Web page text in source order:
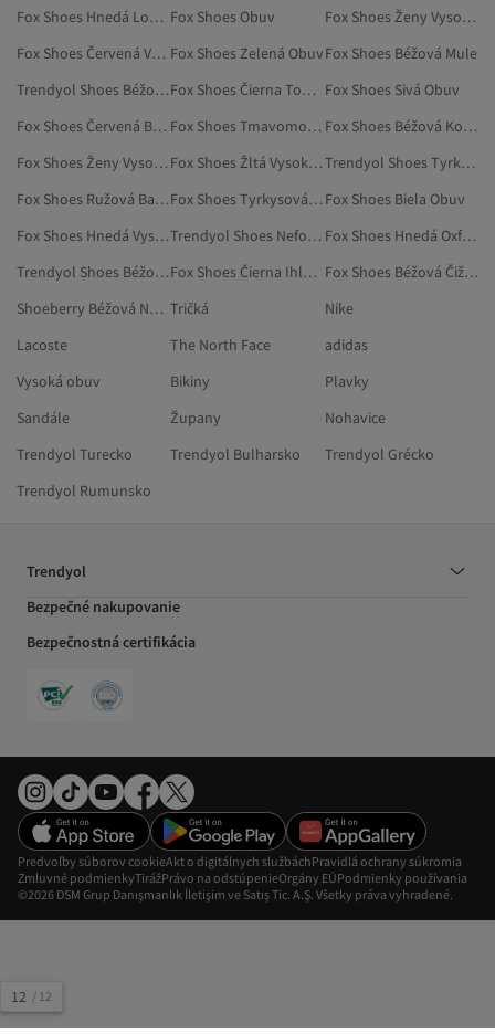
12 / 12
Fox Shoes Hnedá Lodičky Fox Shoes Obuv
Fox Shoes Ženy Vysoká Obuv
Fox Shoes Červená Vysoké Podpätky Fox Shoes Zelená ObuvFox Shoes Béžová Mule
Trendyol Shoes Béžová Neformálna Obuv
Fox Shoes Čierna Topánky Na Klinovom Podpätku Fox Shoes Sivá Obuv
Fox Shoes Červená Baleríny
Fox Shoes Tmavomodrá Obuv
Fox Shoes Béžová Kozačky
Fox Shoes Ženy Vysoké Podpätky
Fox Shoes Žltá Vysoké Podpätky
Trendyol Shoes Tyrkysová Neformálna Obuv
Fox Shoes Ružová Baleríny
Fox Shoes Tyrkysová Ihlové Podpätky Fox Shoes Biela Obuv
Fox Shoes Hnedá Vysoké Podpätky
Trendyol Shoes Neformálna Obuv
Fox Shoes Hnedá Oxfordky
Trendyol Shoes Béžová Vysoká Obuv
Fox Shoes Čierna Ihlové Podpätky
Fox Shoes Béžová Čižmy A Vysoké Čižmy
Shoeberry Béžová Neformálna Obuv Tričká
Nike
Lacoste
The North Face
adidas
Vysoká obuv
Bikiny
Plavky
Sandále
Župany
Nohavice
Trendyol Turecko
Trendyol Bulharsko
Trendyol Grécko
Trendyol Rumunsko
Trendyol
Bezpečné nakupovanie
Bezpečnostná certifikácia
©2026 DSM Grup Danışmanlık İletişim ve Satış Tic. A.Ş. Všetky práva vyhradené.
Predvoľby súborov cookieAkt o digitálnych službáchPravidlá ochrany súkromia
Zmluvné podmienkyTirážPrávo na odstúpenieOrgány EÚPodmienky používania